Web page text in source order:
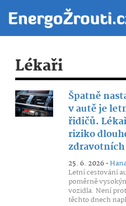
Lékaři
Špatně
v autě je
řidičů.
riziko
25. 6. 2026 •
Letní cestování
poměrně
vozidla. Není
těchto dnech